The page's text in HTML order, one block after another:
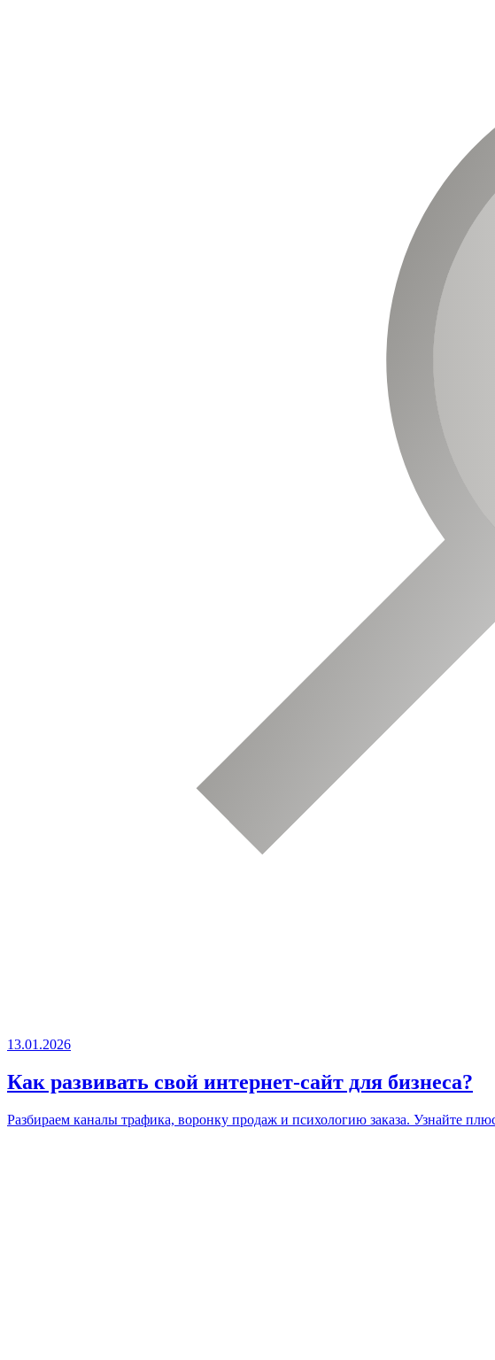
13.01.2026
Как развивать свой интернет-сайт для бизнеса?
Разбираем каналы трафика, воронку продаж и психологию заказа. Узнайте